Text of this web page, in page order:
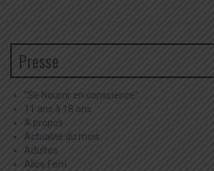
Presse
"Se Nourrir en conscience"
11 ans à 18 ans
A propos
Actualité du mois
Adultes
Alice Ferri